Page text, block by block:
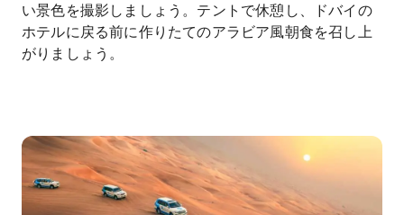
い景色を撮影しましょう。テントで休憩し、ドバイの
ホテルに戻る前に作りたてのアラビア風朝食を召し上
がりましょう。